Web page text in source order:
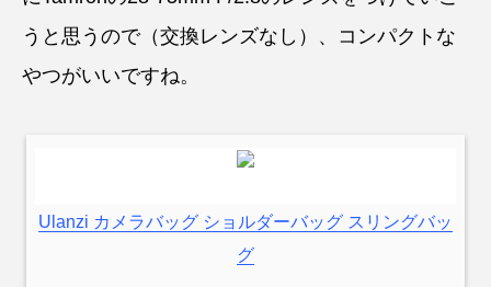
うと思うので（交換レンズなし）、コンパクトな
やつがいいですね。
Ulanzi カメラバッグ ショルダーバッグ スリングバッ
グ